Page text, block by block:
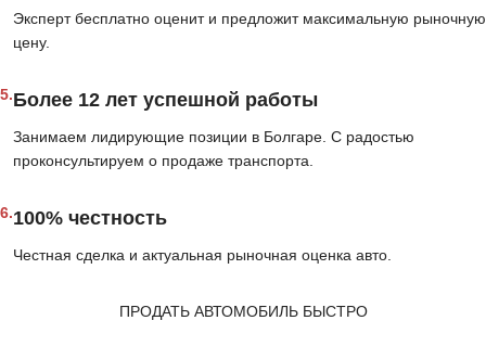
Эксперт бесплатно оценит и предложит максимальную рыночную
цену.
5.Более 12 лет успешной работы
Занимаем лидирующие позиции в Болгаре. С радостью
проконсультируем о продаже транспорта.
6.100% честность
Честная сделка и актуальная рыночная оценка авто.
ПРОДАТЬ АВТОМОБИЛЬ БЫСТРО